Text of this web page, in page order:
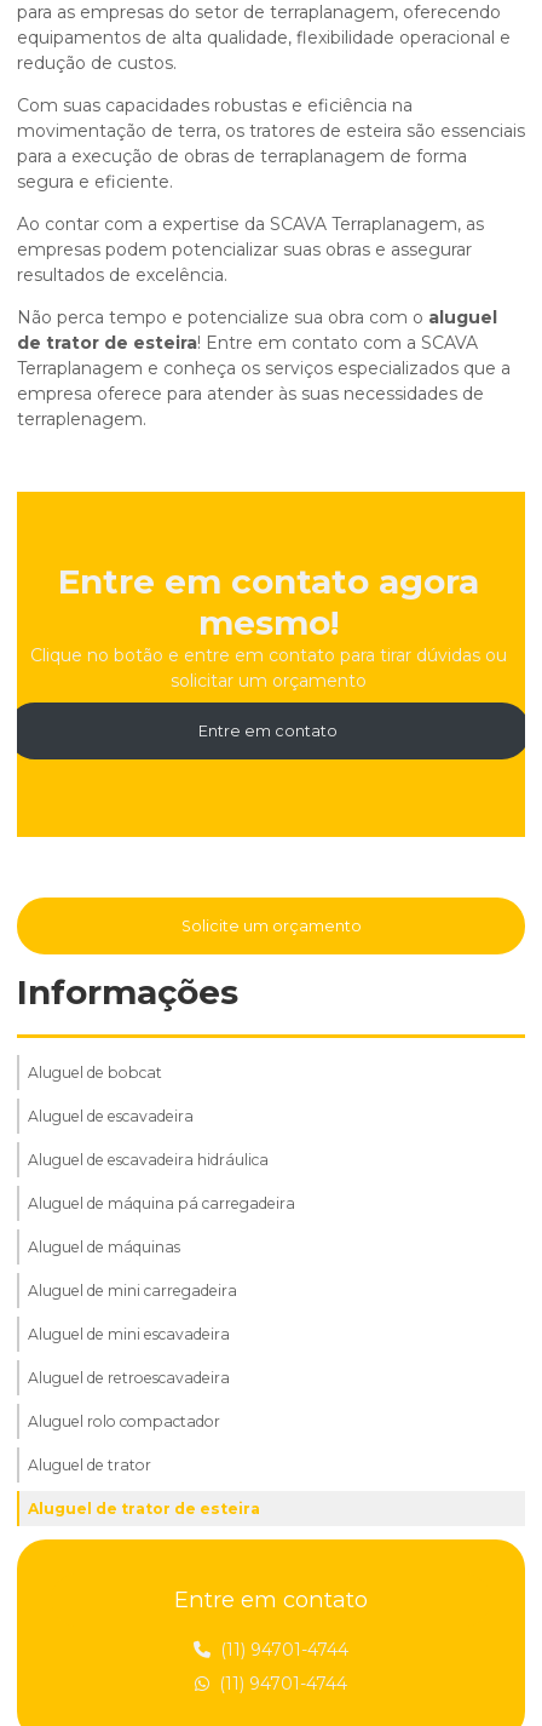
para as empresas do setor de terraplanagem, oferecendo
equipamentos de alta qualidade, flexibilidade operacional e
redução de custos.
Com suas capacidades robustas e eficiência na
movimentação de terra, os tratores de esteira são essenciais
para a execução de obras de terraplanagem de forma
segura e eficiente.
Ao contar com a expertise da SCAVA Terraplanagem, as
empresas podem potencializar suas obras e assegurar
resultados de excelência.
Não perca tempo e potencialize sua obra com o aluguel
de trator de esteira! Entre em contato com a SCAVA
Terraplanagem e conheça os serviços especializados que a
empresa oferece para atender às suas necessidades de
terraplenagem.
Entre em contato agora
mesmo!
Clique no botão e entre em contato para tirar dúvidas ou
solicitar um orçamento
Entre em contato
Solicite um orçamento
Informações
Aluguel de bobcat
Aluguel de escavadeira
Aluguel de escavadeira hidráulica
Aluguel de máquina pá carregadeira
Aluguel de máquinas
Aluguel de mini carregadeira
Aluguel de mini escavadeira
Aluguel de retroescavadeira
Aluguel rolo compactador
Aluguel de trator
Aluguel de trator de esteira
Aterramento de terra
Coleta remoção de entulhos
Compactação de solo terra
Entre em contato
(11) 94701-4744
(11) 94701-4744